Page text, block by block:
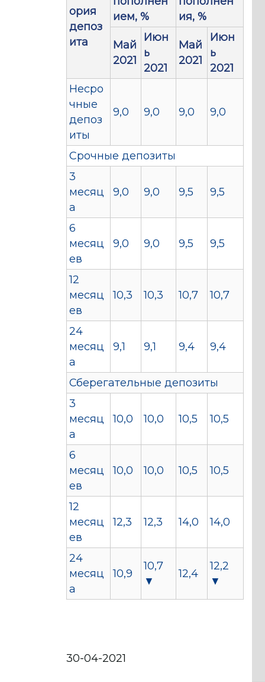
ория
депоз
ита
ием, %
ия, %
Май
2021
Июн
ь
2021
Май
2021
Июн
ь
2021
Несро
чные
депоз
иты
9,0 9,0 9,0 9,0
Срочные депозиты
3
месяц
а
9,0 9,0 9,5 9,5
6
месяц
ев
9,0 9,0 9,5 9,5
12
месяц
ев
10,3 10,3 10,7 10,7
24
месяц
а
9,1 9,1 9,4 9,4
Сберегательные депозиты
3
месяц
а
10,0 10,0 10,5 10,5
6
месяц
ев
10,0 10,0 10,5 10,5
12
месяц
ев
12,3 12,3 14,0 14,0
24
месяц
а
10,9
10,7
▼
12,4
12,2
▼
30-04-2021